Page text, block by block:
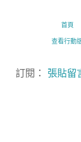
首頁
查看行動
訂閱： 張貼留